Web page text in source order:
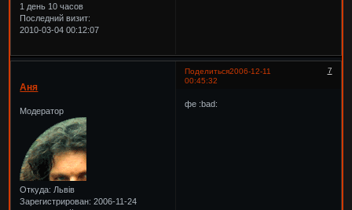
1 день 10 часов
Последний визит:
2010-03-04 00:12:07
Поделиться 7
2006-12-11
00:45:32
Аня
Модератор
Откуда: Львів
Зарегистрирован: 2006-11-24
фе :bad: